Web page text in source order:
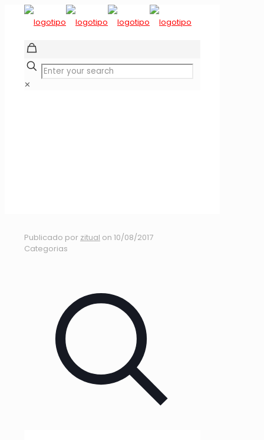
✕
Publicado por zitual on 10/08/2017
Categorias